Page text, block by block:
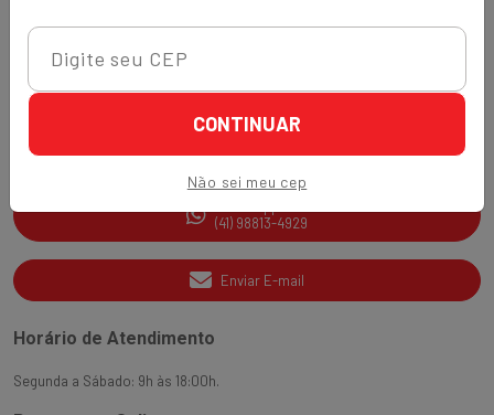
CONTINUAR
Não sei meu cep
Nippon-Aji App
Ajuda e Suporte
SAC
(41) 3538-2177
(41) 98813-4929
Enviar E-mail
Horário de Atendimento
Segunda a Sábado: 9h às 18:00h.